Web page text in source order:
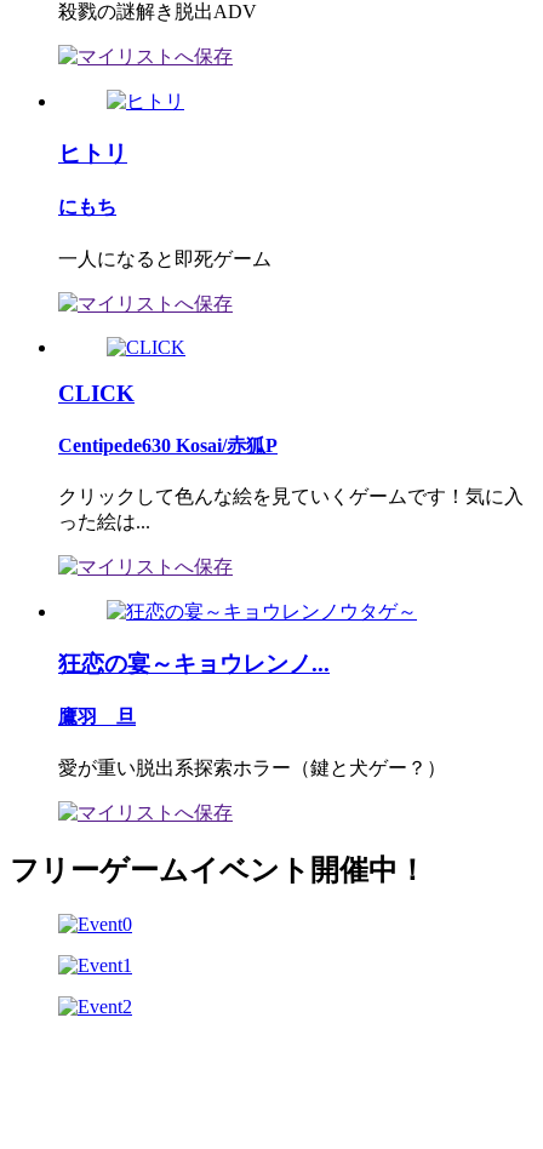
殺戮の謎解き脱出ADV
ヒトリ
にもち
一人になると即死ゲーム
CLICK
Centipede630 Kosai/赤狐P
クリックして色んな絵を見ていくゲームです！気に入
った絵は...
狂恋の宴～キョウレンノ...
鷹羽 旦
愛が重い脱出系探索ホラー（鍵と犬ゲー？）
フリーゲームイベント開催中！